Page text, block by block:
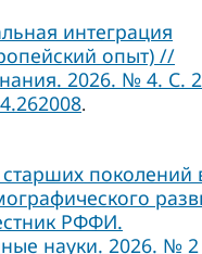
интеграция
опыт) //
2026. № 4. С.
.
поколений
РФФИ.
науки. 2026. № 2